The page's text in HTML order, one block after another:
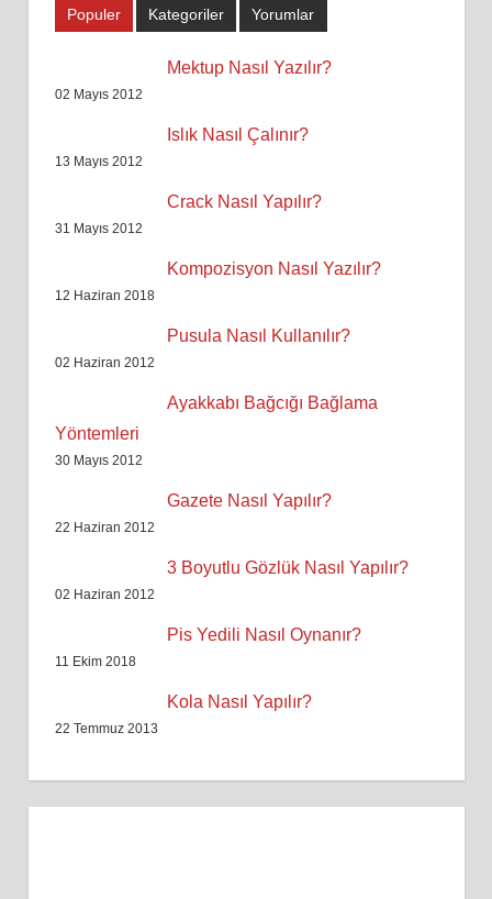
Populer Kategoriler Yorumlar
Mektup Nasıl Yazılır?
02 Mayıs 2012
Islık Nasıl Çalınır?
13 Mayıs 2012
Crack Nasıl Yapılır?
31 Mayıs 2012
Kompozisyon Nasıl Yazılır?
12 Haziran 2018
Pusula Nasıl Kullanılır?
02 Haziran 2012
Ayakkabı Bağcığı Bağlama
Yöntemleri
30 Mayıs 2012
Gazete Nasıl Yapılır?
22 Haziran 2012
3 Boyutlu Gözlük Nasıl Yapılır?
02 Haziran 2012
Pis Yedili Nasıl Oynanır?
11 Ekim 2018
Kola Nasıl Yapılır?
22 Temmuz 2013